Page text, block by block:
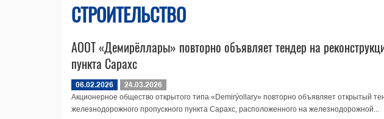
СТРОИТЕЛЬСТВО
АООТ «Демирёллары» повторно объявляет тендер на
пункта Сaрахс
06.02.2026
24.03.2026
Акционерное общество открытого типа «Demirýollary» повторно объявляет открытый
железнодорожного пропускного пункта Сaрахс, расположенного на железнодорожной...